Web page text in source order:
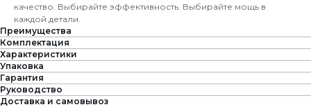
качество. Выбирайте эффективность. Выбирайте мощь в
каждой детали.
Преимущества
Комплектация
Характеристики
Упаковка
Гарантия
Руководство
Доставка и самовывоз